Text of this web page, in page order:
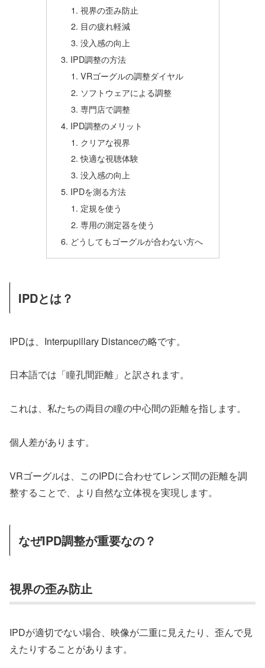
視界の歪み防止
目の疲れ軽減
没入感の向上
IPD調整の方法
VRゴーグルの調整ダイヤル
ソフトウェアによる調整
専門店で調整
IPD調整のメリット
クリアな視界
快適な視聴体験
没入感の向上
IPDを測る方法
定規を使う
専用の測定器を使う
どうしてもゴーグルが合わない方へ
IPDとは？
IPDは、Interpupillary Distanceの略です。
日本語では「瞳孔間距離」と訳されます。
これは、私たちの両目の瞳の中心間の距離を指します。
個人差があります。
VRゴーグルは、このIPDに合わせてレンズ間の距離を調
整することで、より自然な立体視を実現します。
なぜIPD調整が重要なの？
視界の歪み防止
IPDが適切でない場合、映像が二重に見えたり、歪んで見
えたりすることがあります。